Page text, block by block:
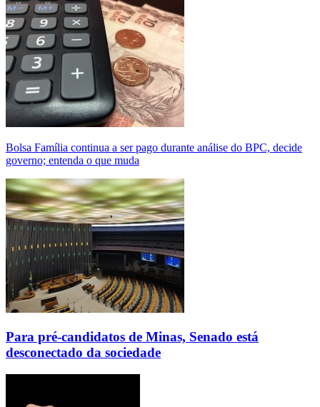
Bolsa Família continua a ser pago durante análise do BPC, decide
governo; entenda o que muda
Para pré-candidatos de Minas, Senado está
desconectado da sociedade